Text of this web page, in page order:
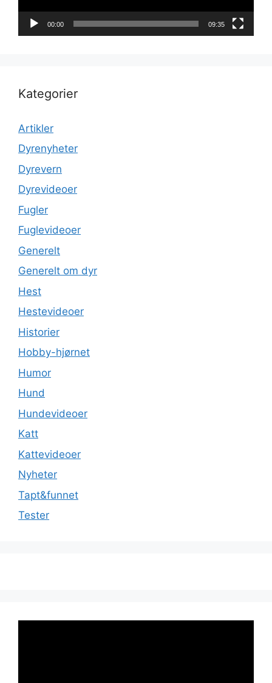
00:00 09:35
Kategorier
Artikler
Dyrenyheter
Dyrevern
Dyrevideoer
Fugler
Fuglevideoer
Generelt
Generelt om dyr
Hest
Hestevideoer
Historier
Hobby-hjørnet
Humor
Hund
Hundevideoer
Katt
Kattevideoer
Nyheter
Tapt&funnet
Tester